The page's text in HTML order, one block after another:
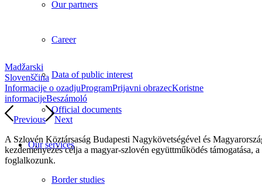
Our partners
Career
Data of public interest
Official documents
Our services
Border studies
Madžarski
Slovenščina
Informacije o ozadjuProgramPrijavni obrazecKoristne
informacijeBeszámoló
Previous
Next
A Szlovén Köztársaság Budapesti Nagykövetségével és
kezdeményezés célja a magyar-szlovén együttműködés
foglalkozunk.